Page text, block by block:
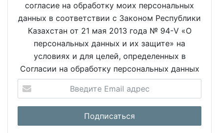
согласие на обработку моих персональных
данных в соответствии с Законом Республики
Казахстан от 21 мая 2013 года № 94-V «О
персональных данных и их защите» на
условиях и для целей, определенных в
Согласии на обработку персональных данных